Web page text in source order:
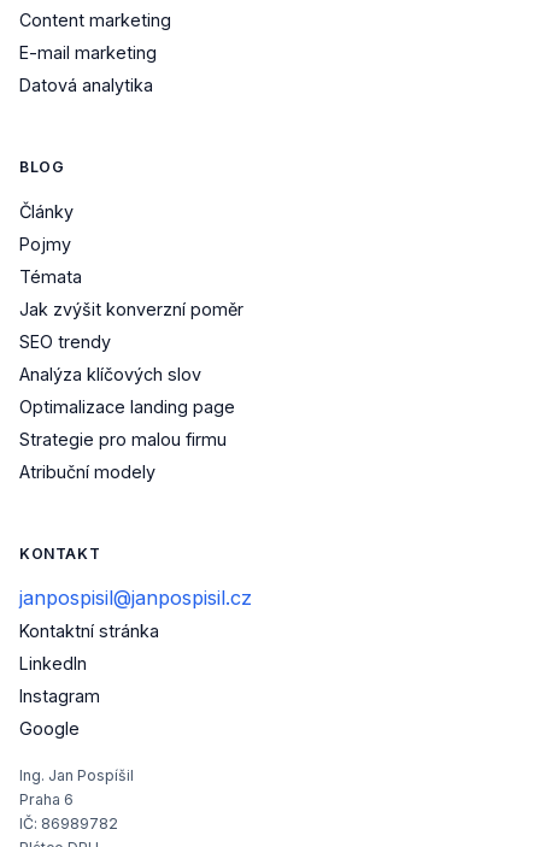
Content marketing
E-mail marketing
Datová analytika
BLOG
Články
Pojmy
Témata
Jak zvýšit konverzní poměr
SEO trendy
Analýza klíčových slov
Optimalizace landing page
Strategie pro malou firmu
Atribuční modely
KONTAKT
janpospisil@janpospisil.cz
Kontaktní stránka
LinkedIn
Instagram
Google
Ing. Jan Pospíšil
Praha 6
IČ: 86989782